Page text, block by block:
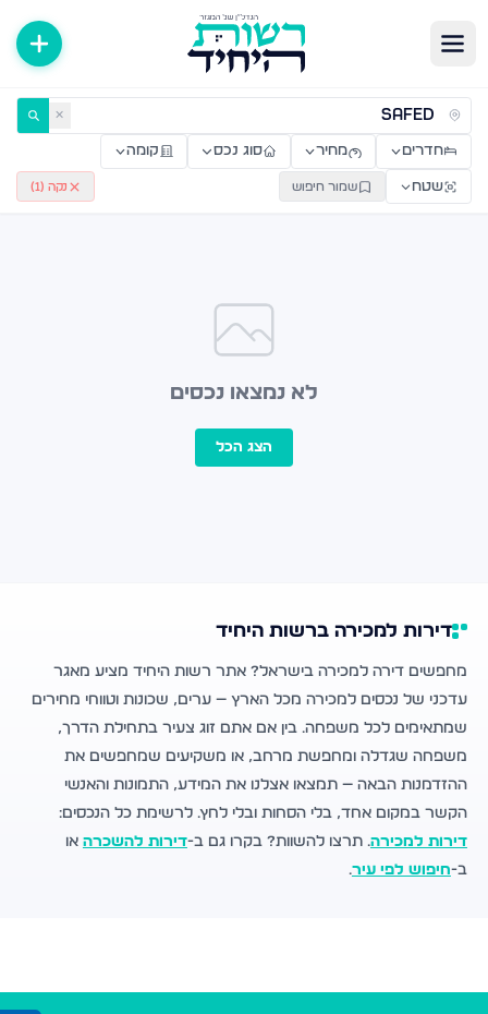
דירות למכירה ולהשכרה — רשות היחיד ✕
חדרים מחיר סוג נכס קומה
שטח שמור חיפוש נקה ( 1
)
לא נמצאו נכסים
הצג הכל
דירות למכירה ברשות היחיד
מחפשים דירה למכירה בישראל? אתר רשות היחיד מציע מאגר
עדכני של נכסים למכירה מכל הארץ — ערים, שכונות וטווחי מחירים
שמתאימים לכל משפחה. בין אם אתם זוג צעיר בתחילת הדרך,
משפחה שגדלה ומחפשת מרחב, או משקיעים שמחפשים את
ההזדמנות הבאה — תמצאו אצלנו את המידע, התמונות והאנשי
הקשר במקום אחד, בלי הסחות ובלי לחץ. לרשימת כל הנכסים:
דירות למכירה. תרצו להשוות? בקרו גם ב-דירות להשכרה או
ב-חיפוש לפי עיר.